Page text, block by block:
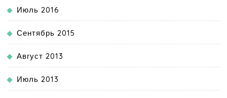
Июль 2016
Сентябрь 2015
Август 2013
Июль 2013